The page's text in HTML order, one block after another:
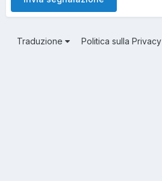
Traduzione Politica sulla Privacy